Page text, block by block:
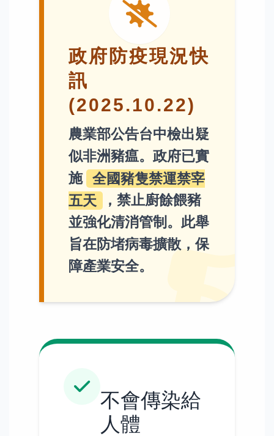
政府防疫現況快
訊
(2025.10.22)
農業部公告台中檢出疑
似非洲豬瘟。政府已實
施 全國豬隻禁運禁宰
五天
，禁止廚餘餵豬
並強化清消管制。此舉
旨在防堵病毒擴散，保
障產業安全。
不會傳染給
人體